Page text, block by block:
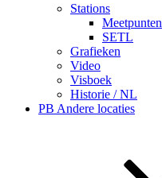
Stations
Meetpunten
SETL
Grafieken
Video
Visboek
Historie / NL
PB Andere locaties